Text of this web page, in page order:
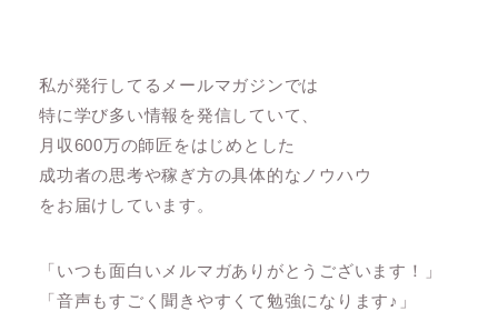
私が発行してるメールマガジンでは
特に学び多い情報を発信していて、
月収600万の師匠をはじめとした
成功者の思考や稼ぎ方の具体的なノウハウ
をお届けしています。
「いつも面白いメルマガありがとうございます！」
「音声もすごく聞きやすくて勉強になります♪」